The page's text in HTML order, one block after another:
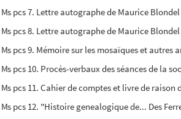
Ms pcs 7. Lettre autographe de Maurice
Ms pcs 8. Lettre autographe de Maurice
Ms pcs 9. Mémoire sur les mosaïques et
Ms pcs 10. Procès-verbaux des séances de la
Ms pcs 11. Cahier de comptes et livre de
Ms pcs 12. "Histoire genealogique de... Des